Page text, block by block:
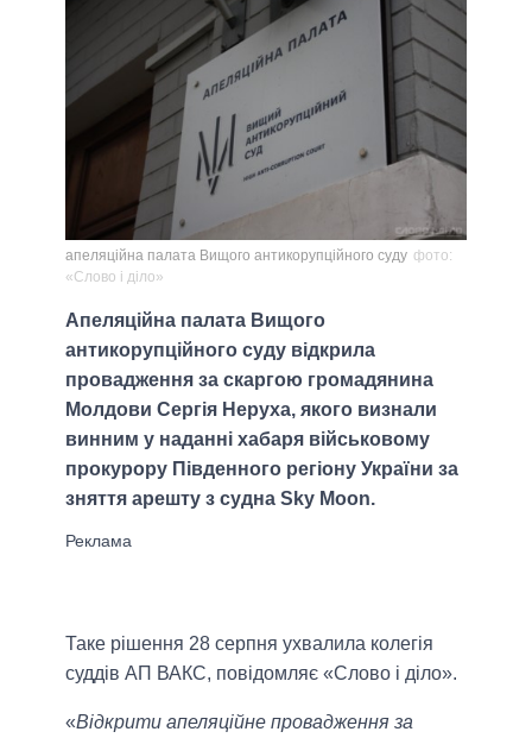
апеляційна палата Вищого антикорупційного суду фото:
«Слово і діло»
Апеляційна палата Вищого
антикорупційного суду відкрила
провадження за скаргою громадянина
Молдови Сергія Неруха, якого визнали
винним у наданні хабаря військовому
прокурору Південного регіону України за
зняття арешту з судна Sky Moon.
Таке рішення 28 серпня ухвалила колегія
суддів АП ВАКС, повідомляє «Слово і діло».
«Відкрити апеляційне провадження за